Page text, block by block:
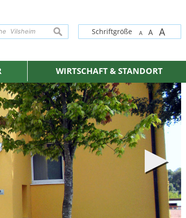
Schriftgröße A A A
suchen
WIRTSCHAFT & STANDORT